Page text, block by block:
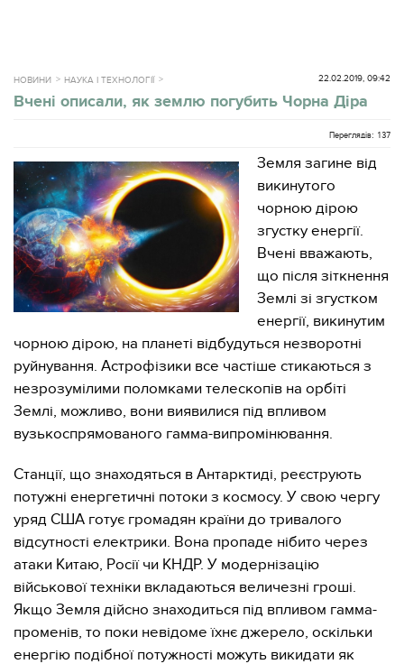
НОВИНИ НАУКА І ТЕХНОЛОГІЇ 22.02.2019, 09:42
Вчені описали, як землю погубить Чорна Діра
Переглядів: 137
Земля загине від
викинутого
чорною дірою
згустку енергії.
Вчені вважають,
що після зіткнення
Землі зі згустком
енергії, викинутим
чорною дірою, на планеті відбудуться незворотні
руйнування. Астрофізики все частіше стикаються з
незрозумілими поломками телескопів на орбіті
Землі, можливо, вони виявилися під впливом
вузькоспрямованого гамма-випромінювання.
Станції, що знаходяться в Антарктиді, реєструють
потужні енергетичні потоки з космосу. У свою чергу
уряд США готує громадян країни до тривалого
відсутності електрики. Вона пропаде нібито через
атаки Китаю, Росії чи КНДР. У модернізацію
військової техніки вкладаються величезні гроші.
Якщо Земля дійсно знаходиться під впливом гамма-
променів, то поки невідоме їхнє джерело, оскільки
енергію подібної потужності можуть викидати як